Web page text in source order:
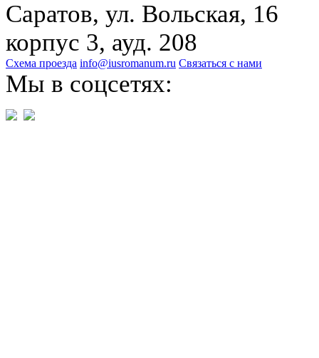
Саратов, ул. Вольская, 16
корпус 3, ауд. 208
Схема проезда info@iusromanum.ru Связаться с нами
Мы в соцсетях: